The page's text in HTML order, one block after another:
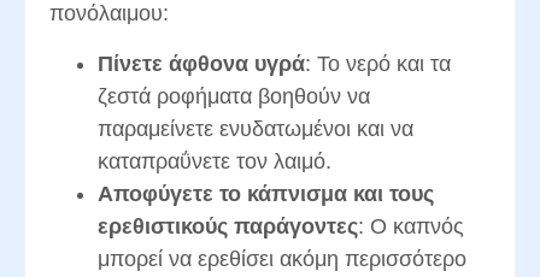
πονόλαιμου:
Πίνετε άφθονα υγρά: Το νερό και τα
ζεστά ροφήματα βοηθούν να
παραμείνετε ενυδατωμένοι και να
καταπραΰνετε τον λαιμό.
Αποφύγετε το κάπνισμα και τους
ερεθιστικούς παράγοντες: Ο καπνός
μπορεί να ερεθίσει ακόμη περισσότερο